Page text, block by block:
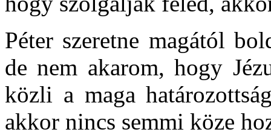
Péter szeretne magától
de nem akarom, hogy
közli a maga
akkor nincs semmi köze